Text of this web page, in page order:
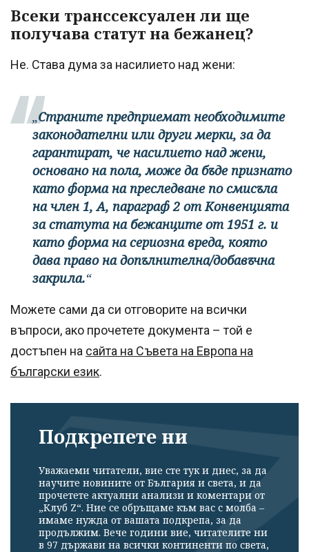
Всеки транссексуален ли ще
получава статут на бежанец?
Не. Става дума за насилието над жени:
„Страните предприемат необходимите
законодателни или други мерки, за да
гарантират, че насилието над жени,
основано на пола, може да бъде признато
като форма на преследване по смисъла
на член 1, А, параграф 2 от Конвенцията
за статута на бежанците от 1951 г. и
като форма на сериозна вреда, която
дава право на допълнителна/добавъчна
закрила.“
Можете сами да си отговорите на всички
въпроси, ако прочетете документа – той е
достъпен на сайта на Съвета на Европа на
български език.
Подкрепете ни
Уважаеми читатели, вие сте тук и днес, за да
научите новините от България и света, и да
прочетете актуални анализи и коментари от
„Клуб Z“. Ние се обръщаме към вас с молба –
имаме нужда от вашата подкрепа, за да
продължим. Вече години вие, читателите ни
в 97 държави на всички континенти по света,